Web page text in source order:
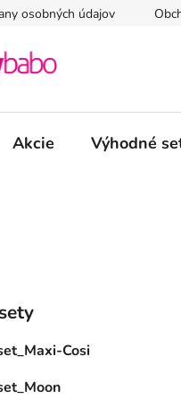
osobných údajov
Akcie Výhodné
Cosi